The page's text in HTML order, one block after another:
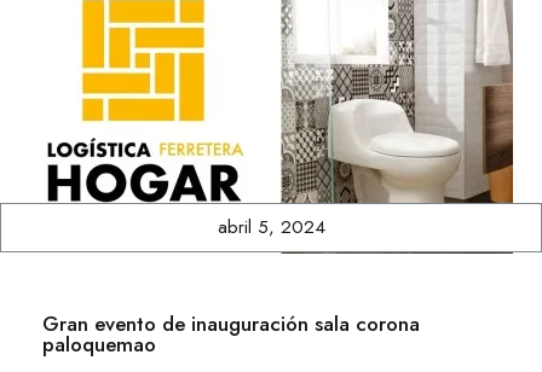
abril 5, 2024
Gran evento de inauguración sala corona
paloquemao